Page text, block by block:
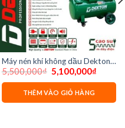
Máy nén khí không dầu Dekton
50 lít DK-AC3950 Plus
5,500,000₫ Giá
gốc
là:
5,500,000₫.
5,100,000₫
tại
THÊM VÀO GIỎ HÀNG